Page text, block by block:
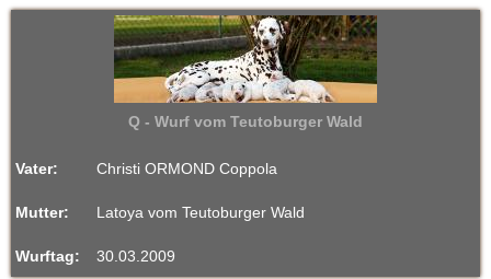
Q - Wurf vom Teutoburger Wald
Vater: Christi ORMOND Coppola
Mutter: Latoya vom Teutoburger Wald
Wurftag: 30.03.2009